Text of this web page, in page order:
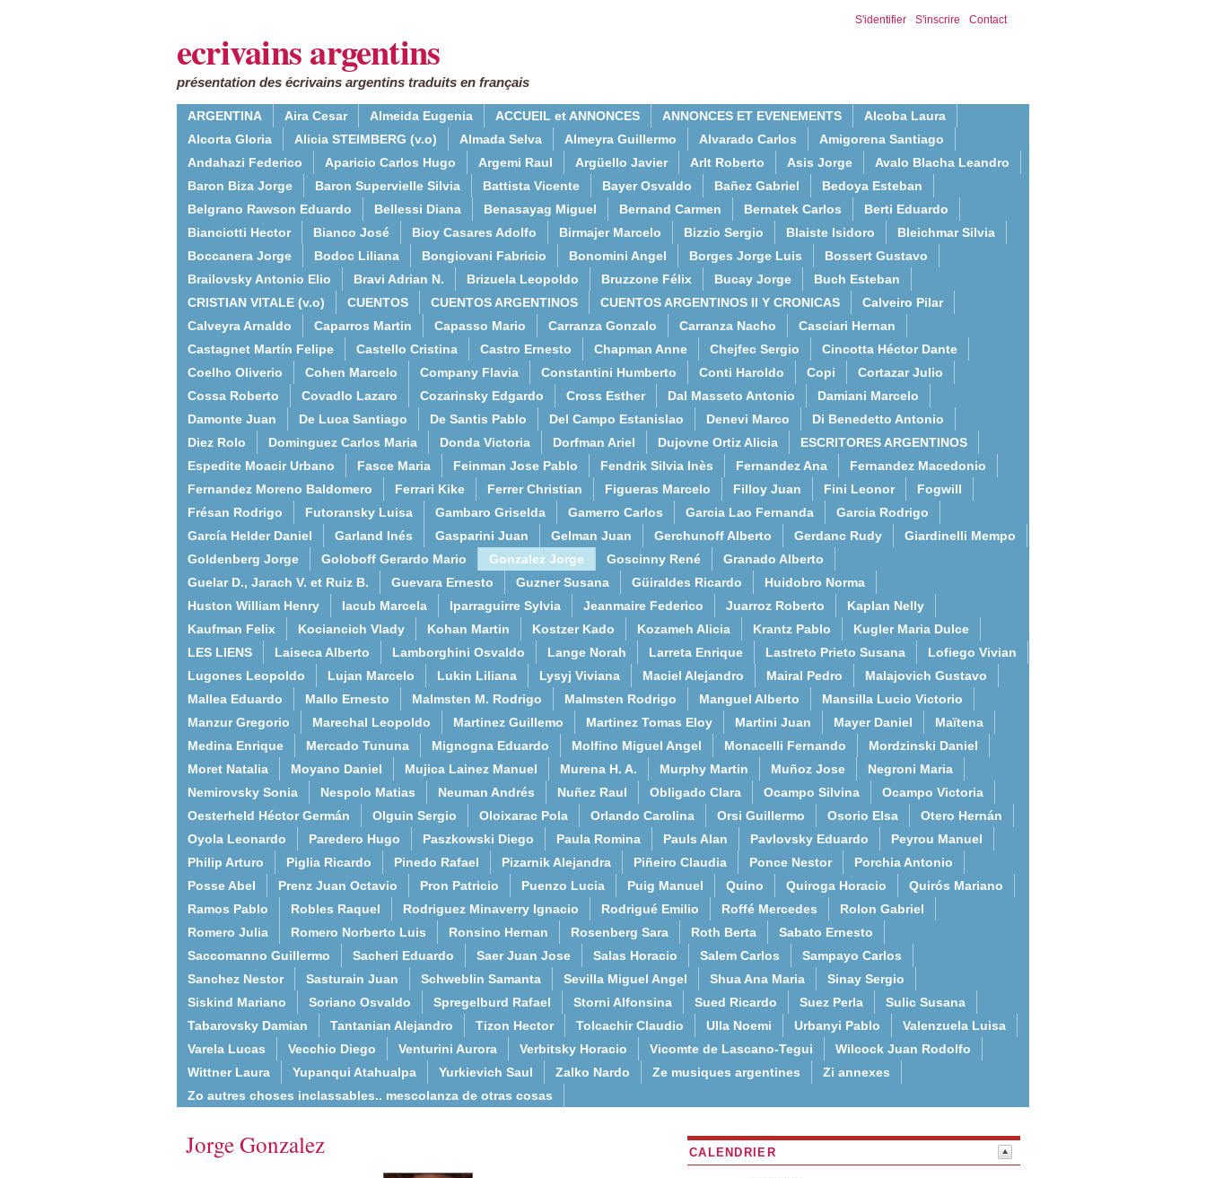
S'identifier - S'inscrire - Contact
ecrivains argentins
présentation des écrivains argentins traduits en français
ARGENTINA Aira Cesar Almeida Eugenia ACCUEIL et ANNONCES ANNONCES ET EVENEMENTS
Alcoba Laura
Alcorta Gloria
Alicia STEIMBERG (v.o) Almada Selva Almeyra Guillermo Alvarado Carlos
Amigorena Santiago
Andahazi Federico
Aparicio Carlos Hugo Argemi Raul Argüello Javier Arlt Roberto Asis Jorge
Avalo Blacha Leandro
Baron Biza Jorge
Baron Supervielle Silvia Battista Vicente Bayer Osvaldo Bañez Gabriel
Bedoya Esteban
Belgrano Rawson Eduardo
Bellessi Diana Benasayag Miguel Bernand Carmen Bernatek Carlos
Berti Eduardo
Bianciotti Hector
Bianco José Bioy Casares Adolfo Birmajer Marcelo Bizzio Sergio Blaiste Isidoro
Bleichmar Silvia
Boccanera Jorge
Bodoc Liliana Bongiovani Fabricio Bonomini Angel Borges Jorge Luis
Bossert Gustavo
Brailovsky Antonio Elio
Bravi Adrian N. Brizuela Leopoldo Bruzzone Félix Bucay Jorge
Buch Esteban
CRISTIAN VITALE (v.o)
CUENTOS CUENTOS ARGENTINOS CUENTOS ARGENTINOS II Y CRONICAS
Calveiro Pilar
Calveyra Arnaldo
Caparros Martin Capasso Mario Carranza Gonzalo Carranza Nacho
Casciari Hernan
Castagnet Martín Felipe
Castello Cristina Castro Ernesto Chapman Anne Chejfec Sergio
Cincotta Héctor Dante
Coelho Oliverio
Cohen Marcelo Company Flavia Constantini Humberto Conti Haroldo Copi
Cortazar Julio
Cossa Roberto
Covadlo Lazaro Cozarinsky Edgardo Cross Esther Dal Masseto Antonio
Damiani Marcelo
Damonte Juan
De Luca Santiago De Santis Pablo Del Campo Estanislao Denevi Marco
Di Benedetto Antonio
Diez Rolo
Dominguez Carlos Maria Donda Victoria Dorfman Ariel Dujovne Ortiz Alicia
ESCRITORES ARGENTINOS
Espedite Moacir Urbano
Fasce Maria Feinman Jose Pablo Fendrik Silvia Inès Fernandez Ana
Fernandez Macedonio
Fernandez Moreno Baldomero
Ferrari Kike Ferrer Christian Figueras Marcelo Filloy Juan Fini Leonor
Fogwill
Frésan Rodrigo
Futoransky Luisa Gambaro Griselda Gamerro Carlos Garcia Lao Fernanda
Garcia Rodrigo
García Helder Daniel
Garland Inés Gasparini Juan Gelman Juan Gerchunoff Alberto Gerdanc Rudy
Giardinelli Mempo
Goldenberg Jorge
Goloboff Gerardo Mario Gonzalez Jorge Goscinny René
Granado Alberto
Guelar D., Jarach V. et Ruiz B.
Guevara Ernesto Guzner Susana Güiraldes Ricardo
Huidobro Norma
Huston William Henry
Iacub Marcela Iparraguirre Sylvia Jeanmaire Federico Juarroz Roberto
Kaplan Nelly
Kaufman Felix
Kociancich Vlady Kohan Martin Kostzer Kado Kozameh Alicia Krantz Pablo
Kugler Maria Dulce
LES LIENS
Laiseca Alberto Lamborghini Osvaldo Lange Norah Larreta Enrique Lastreto Prieto Susana
Lofiego Vivian
Lugones Leopoldo
Lujan Marcelo Lukin Liliana Lysyj Viviana Maciel Alejandro Mairal Pedro
Malajovich Gustavo
Mallea Eduardo
Mallo Ernesto Malmsten M. Rodrigo Malmsten Rodrigo Manguel Alberto
Mansilla Lucio Victorio
Manzur Gregorio
Marechal Leopoldo Martinez Guillemo Martinez Tomas Eloy Martini Juan Mayer Daniel
Maïtena
Medina Enrique
Mercado Tununa Mignogna Eduardo Molfino Miguel Angel Monacelli Fernando
Mordzinski Daniel
Moret Natalia
Moyano Daniel Mujica Lainez Manuel Murena H. A. Murphy Martin Muñoz Jose
Negroni Maria
Nemirovsky Sonia
Nespolo Matias Neuman Andrés Nuñez Raul Obligado Clara Ocampo Silvina
Ocampo Victoria
Oesterheld Héctor Germán
Olguin Sergio Oloixarac Pola Orlando Carolina Orsi Guillermo Osorio Elsa
Otero Hernán
Oyola Leonardo
Paredero Hugo Paszkowski Diego Paula Romina Pauls Alan Pavlovsky Eduardo
Peyrou Manuel
Philip Arturo
Piglia Ricardo Pinedo Rafael Pizarnik Alejandra Piñeiro Claudia Ponce Nestor
Porchia Antonio
Posse Abel
Prenz Juan Octavio Pron Patricio Puenzo Lucia Puig Manuel Quino Quiroga Horacio
Quirós Mariano
Ramos Pablo
Robles Raquel Rodriguez Minaverry Ignacio Rodrigué Emilio Roffé Mercedes
Rolon Gabriel
Romero Julia
Romero Norberto Luis Ronsino Hernan Rosenberg Sara Roth Berta
Sabato Ernesto
Saccomanno Guillermo
Sacheri Eduardo Saer Juan Jose Salas Horacio Salem Carlos
Sampayo Carlos
Sanchez Nestor
Sasturain Juan Schweblin Samanta Sevilla Miguel Angel Shua Ana Maria
Sinay Sergio
Siskind Mariano
Soriano Osvaldo Spregelburd Rafael Storni Alfonsina Sued Ricardo Suez Perla
Sulic Susana
Tabarovsky Damian
Tantanian Alejandro Tizon Hector Tolcachir Claudio Ulla Noemi Urbanyi Pablo
Valenzuela Luisa
Varela Lucas
Vecchio Diego Venturini Aurora Verbitsky Horacio Vicomte de Lascano-Tegui
Wilcock Juan Rodolfo
Wittner Laura
Yupanqui Atahualpa Yurkievich Saul Zalko Nardo Ze musiques argentines
Zi annexes
Zo autres choses inclassables.. mescolanza de otras cosas
Jorge Gonzalez CALENDRIER